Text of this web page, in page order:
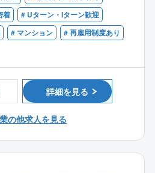
は年々増加し、安定性も抜群
24時間365日受付のコールセ
必要がある際は、
や時間外に電話が鳴ることは
接連絡が入る場合であって
も取得可能）や、保育所利用
も多数もございます。また、
を活かしたグループ優待や、
充実した福利厚生がございま
キャリアパス
ョンだけではなくビルや商業
っています。スキルアップと
善、積立金試算に基づく、ア
ント担当としてお任せしま
うに丁寧な座学/OJT研修を実
会に出席したり、自社の設備
見た利していただきます。じ
めていきましょう。慣れるま
着
# Uターン・Iターン歓迎
# マンション
# 再雇用制度あり
詳細を見る
の他求人を見る